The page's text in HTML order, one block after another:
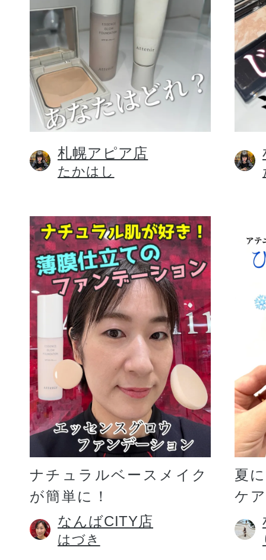
メイクアップ
健康食品／サプ
ファッション
ギフト
ご利用ガイド
よくあるご質問
札幌アピア店
たかはし
ナチュラルベースメイク
が簡単に！
なんばCITY店
はづき
夏
ケ